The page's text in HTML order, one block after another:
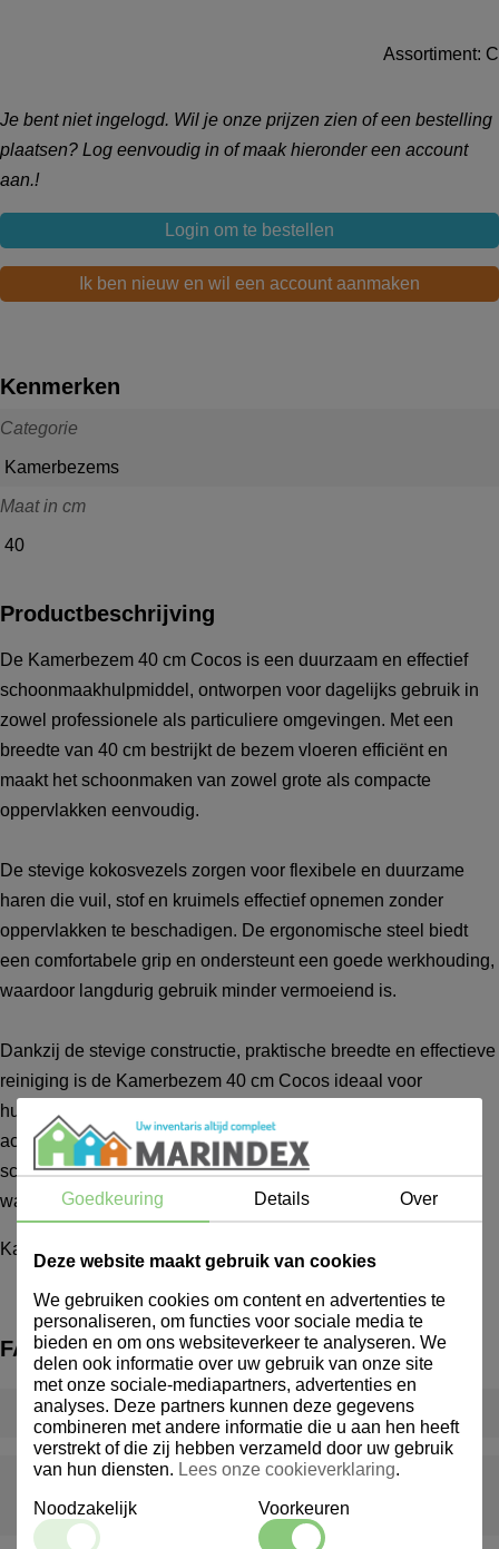
Assortiment: C
Je bent niet ingelogd. Wil je onze prijzen zien of een bestelling
plaatsen? Log eenvoudig in of maak hieronder een account
aan.!
Login om te bestellen
Ik ben nieuw en wil een account aanmaken
Kenmerken
Categorie
Kamerbezems
Maat in cm
40
Productbeschrijving
De Kamerbezem 40 cm Cocos is een duurzaam en effectief
schoonmaakhulpmiddel, ontworpen voor dagelijks gebruik in
zowel professionele als particuliere omgevingen. Met een
breedte van 40 cm bestrijkt de bezem vloeren efficiënt en
maakt het schoonmaken van zowel grote als compacte
oppervlakken eenvoudig.
De stevige kokosvezels zorgen voor flexibele en duurzame
haren die vuil, stof en kruimels effectief opnemen zonder
oppervlakken te beschadigen. De ergonomische steel biedt
een comfortabele grip en ondersteunt een goede werkhouding,
waardoor langdurig gebruik minder vermoeiend is.
Dankzij de stevige constructie, praktische breedte en effectieve
reiniging is de Kamerbezem 40 cm Cocos ideaal voor
huishoudens, kantoren, hotels, horeca, shortstay-
accommodaties en andere locaties waar frequent en grondig
schoonmaken belangrijk is. Het onderhoud is eenvoudig,
waardoor de bezem langdurig inzetbaar blijft.
Kamerbezem
FAQ
Wat is een inventarispakket?
Wat gebeurt er als er iets ontbreekt of beschadigd is bij
levering?
Goedkeuring Details Over
Deze website maakt gebruik van cookies
We gebruiken cookies om content en advertenties te
personaliseren, om functies voor sociale media te
bieden en om ons websiteverkeer te analyseren. We
delen ook informatie over uw gebruik van onze site
met onze sociale-mediapartners, advertenties en
analyses. Deze partners kunnen deze gegevens
combineren met andere informatie die u aan hen heeft
verstrekt of die zij hebben verzameld door uw gebruik
van hun diensten. Lees onze cookieverklaring.
Noodzakelijk Voorkeuren